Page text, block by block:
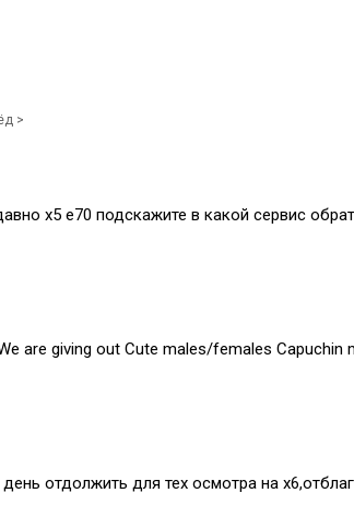
>
х5 е70 подскажите в какой сервис
are giving out Cute males/females
отдолжить для тех осмотра на